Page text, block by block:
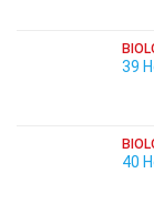
39
40